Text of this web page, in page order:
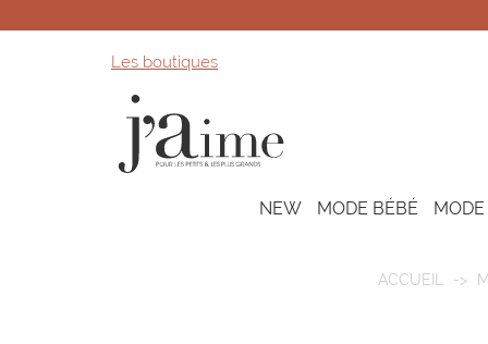
Les boutiques
NEW MODE BÉBÉ
ACCUEIL